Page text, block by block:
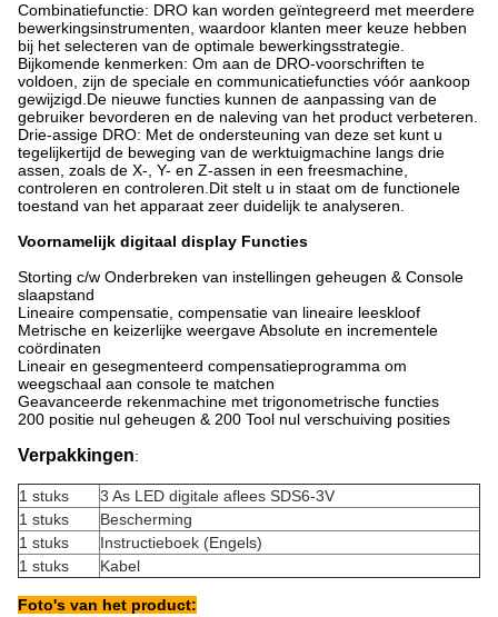
Combinatiefunctie: DRO kan worden geïntegreerd met meerdere
bewerkingsinstrumenten, waardoor klanten meer keuze hebben
bij het selecteren van de optimale bewerkingsstrategie.
Bijkomende kenmerken: Om aan de DRO-voorschriften te
voldoen, zijn de speciale en communicatiefuncties vóór aankoop
gewijzigd.De nieuwe functies kunnen de aanpassing van de
gebruiker bevorderen en de naleving van het product verbeteren.
Drie-assige DRO: Met de ondersteuning van deze set kunt u
tegelijkertijd de beweging van de werktuigmachine langs drie
assen, zoals de X-, Y- en Z-assen in een freesmachine,
controleren en controleren.Dit stelt u in staat om de functionele
toestand van het apparaat zeer duidelijk te analyseren.
Voornamelijk digitaal display Functies
Storting c/w Onderbreken van instellingen geheugen & Console
slaapstand
Lineaire compensatie, compensatie van lineaire leeskloof
Metrische en keizerlijke weergave Absolute en incrementele
coördinaten
Lineair en gesegmenteerd compensatieprogramma om
weegschaal aan console te matchen
Geavanceerde rekenmachine met trigonometrische functies
200 positie nul geheugen & 200 Tool nul verschuiving posities
Verpakkingen:
1 stuks
3 As LED digitale aflees SDS6-3V
1 stuks
Bescherming
1 stuks
Instructieboek (Engels)
1 stuks
Kabel
Foto's van het product: